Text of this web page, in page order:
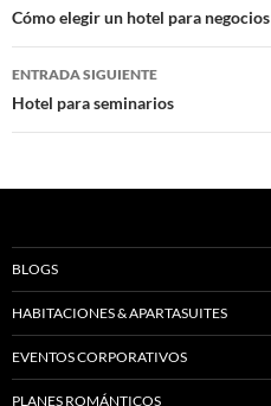
de
entradas
Cómo elegir un hotel para negocios
ENTRADA SIGUIENTE
Hotel para seminarios
BLOGS
HABITACIONES & APARTASUITES
EVENTOS CORPORATIVOS
PLANES ROMÁNTICOS